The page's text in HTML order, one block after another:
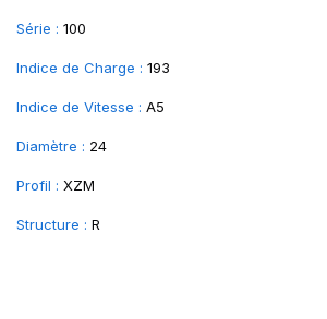
Série : 100
Indice de Charge : 193
Indice de Vitesse : A5
Diamètre : 24
Profil : XZM
Structure : R